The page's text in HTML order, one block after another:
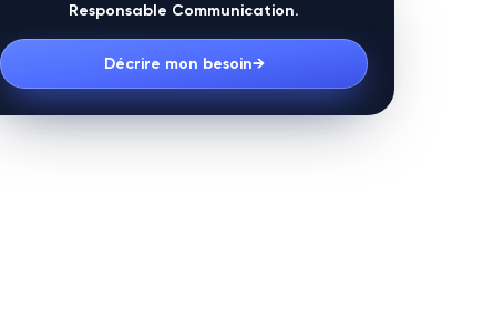
Responsable Communication.
Décrire mon besoin→